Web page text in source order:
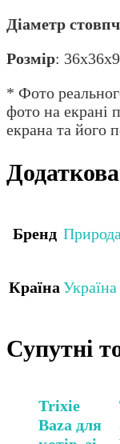
Діаметр
Розмір:
* Фото
фото на екрані
екрана та його
Бренд Природа
Країна Україна
Супутні
Trixie
Baza для